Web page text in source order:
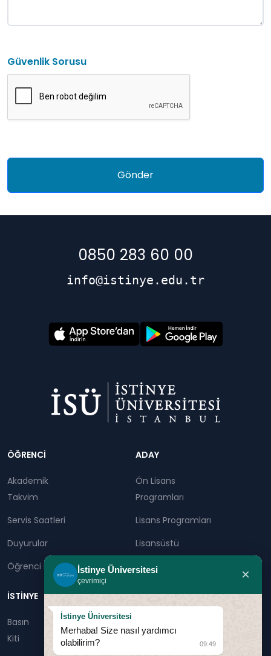
Güvenlik Sorusu
0850 283 60 00
info@istinye.edu.tr
ÖĞRENCİ
Akademik
Takvim
Servis Saatleri
Duyurular
Öğrenci Bilgi Sistemi
ADAY
Ön Lisans
Programları
Lisans Programları
Lisansüstü
Sürekli Eğitim Merkezi
İSTİNYE
Basın
Kiti
İhaleler İstinye Post
İstinye Üniversitesi
çevrimiçi ×
İstinye Üniversitesi
Merhaba! Size nasıl yardımcı
olabilirim?
09:49